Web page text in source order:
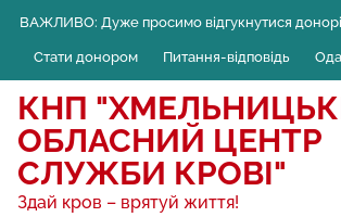
content
ВАЖЛИВО: Дуже просимо відгукнутися
Стати донором Питання-відповідь
КНП
ОБЛАСНИЙ ЦЕНТР
СЛУЖБИ КРОВІ"
Здай кров – врятуй життя!